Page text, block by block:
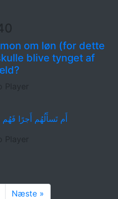
40
om løn (for dette
blive tynget af
Player
أَم تَسأَلُهُم أَجرًا
Player
Næste »